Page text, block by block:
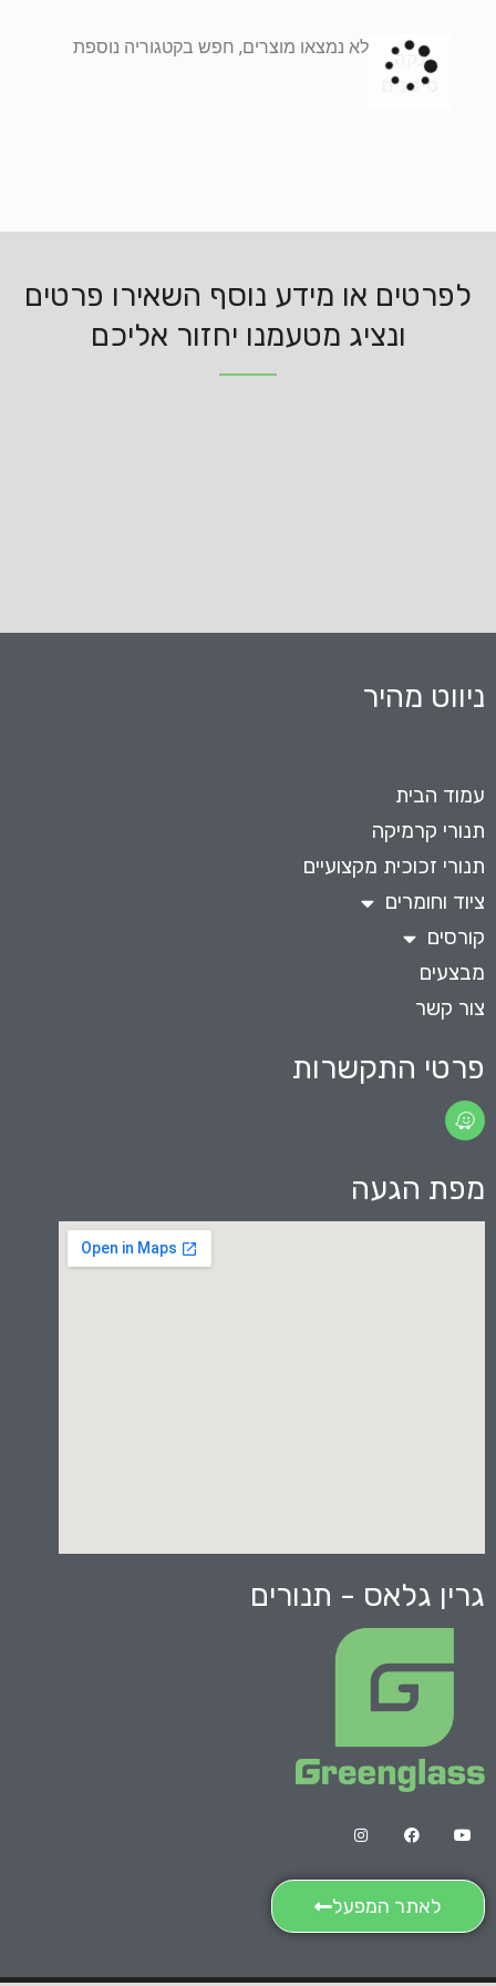
נקה
סינונים
לא נמצאו מוצרים, חפש בקטגוריה נוספת
לפרטים או מידע נוסף השאירו פרטים
ונציג מטעמנו יחזור אליכם
ניווט מהיר
עמוד הבית
תנורי קרמיקה
תנורי זכוכית מקצועיים
ציוד וחומרים
קורסים
מבצעים
צור קשר
פרטי התקשרות
מפת הגעה
גרין גלאס - תנורים
לאתר המפעל